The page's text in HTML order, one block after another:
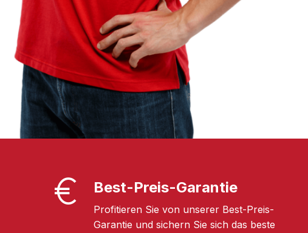
Best-Preis-Garantie
Profitieren Sie von unserer Best-Preis-
Garantie und sichern Sie sich das beste